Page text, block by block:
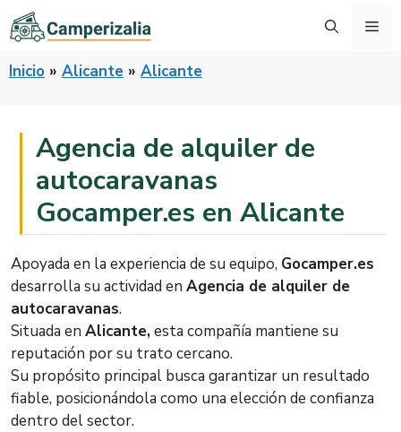
Saltar
al
Inicio » Alicante » Alicante
Agencia de alquiler de
autocaravanas
Gocamper.es en Alicante
Apoyada en la experiencia de su equipo, Gocamper.es
desarrolla su actividad en Agencia de alquiler de
autocaravanas.
Situada en Alicante,esta compañía mantiene su
reputación por su trato cercano.
Su propósito principal busca garantizar un resultado
fiable, posicionándola como una elección de confianza
dentro del sector.